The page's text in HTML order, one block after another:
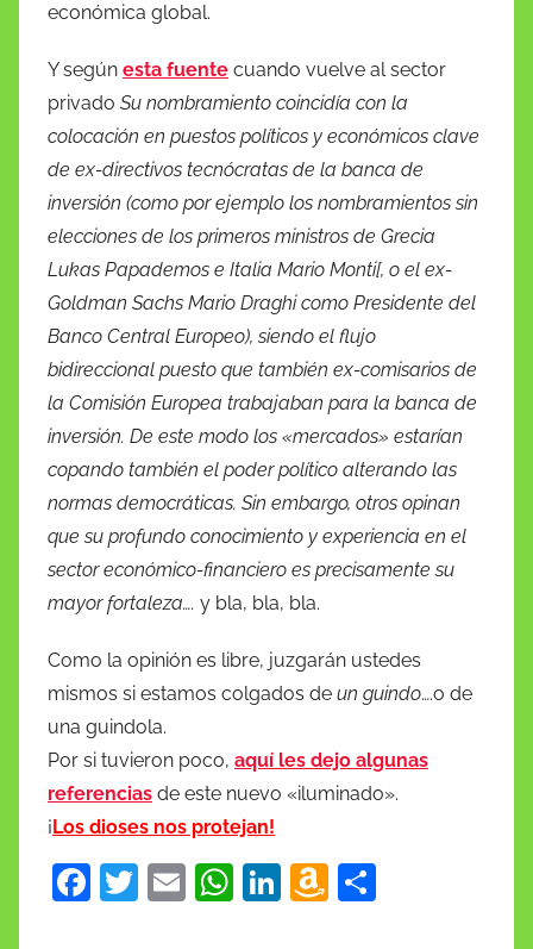
económica global.
Y según esta fuente cuando vuelve al sector
privado Su nombramiento coincidía con la
colocación en puestos políticos y económicos clave
de ex-directivos tecnócratas de la banca de
inversión (como por ejemplo los nombramientos sin
elecciones de los primeros ministros de Grecia
Lukas Papademos e Italia Mario Monti[, o el ex-
Goldman Sachs Mario Draghi como Presidente del
Banco Central Europeo), siendo el flujo
bidireccional puesto que también ex-comisarios de
la Comisión Europea trabajaban para la banca de
inversión. De este modo los «mercados» estarían
copando también el poder político alterando las
normas democráticas. Sin embargo, otros opinan
que su profundo conocimiento y experiencia en el
sector económico-financiero es precisamente su
mayor fortaleza…. y bla, bla, bla.
Como la opinión es libre, juzgarán ustedes
mismos si estamos colgados de un guindo….o de
una guindola.
Por si tuvieron poco, aquí les dejo algunas
referencias de este nuevo «iluminado».
¡ Los dioses nos protejan!
F
T
E
W Li
A